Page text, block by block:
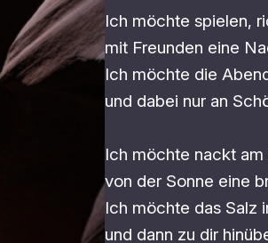
Ich möchte spielen,
mit Freunden eine
Ich möchte die
und dabei nur an
Ich möchte nackt am
von der Sonne eine
Ich möchte das Salz
und dann zu dir